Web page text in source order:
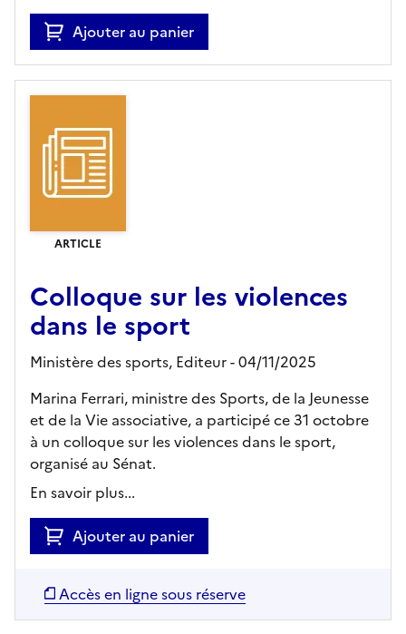
Ajouter au panier
ARTICLE
Colloque sur les violences
dans le sport
Ministère des sports, Editeur- 04/11/2025
Marina Ferrari, ministre des Sports, de la Jeunesse
et de la Vie associative, a participé ce 31 octobre
à un colloque sur les violences dans le sport,
organisé au Sénat.
En savoir plus...
Ajouter au panier
Accès en ligne sous réserve